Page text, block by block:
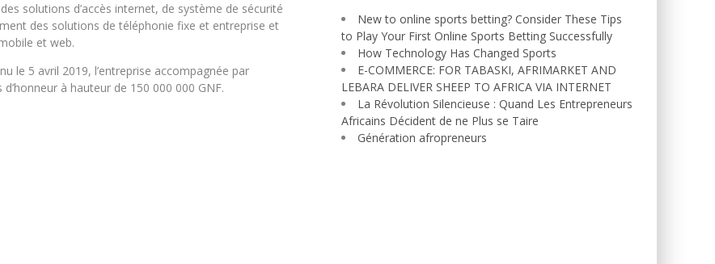
solutions d’accès internet, de système de sécurité
des solutions de téléphonie fixe et entreprise et
et web.
le 5 avril 2019, l’entreprise accompagnée par
à hauteur de 150 000 000 GNF.
New to online sports betting? Consider These Tips
to Play Your First Online Sports Betting Successfully
How Technology Has Changed Sports
E-COMMERCE: FOR TABASKI, AFRIMARKET AND
LEBARA DELIVER SHEEP TO AFRICA VIA INTERNET
La Révolution Silencieuse : Quand Les Entrepreneurs
Africains Décident de ne Plus se Taire
Génération afropreneurs